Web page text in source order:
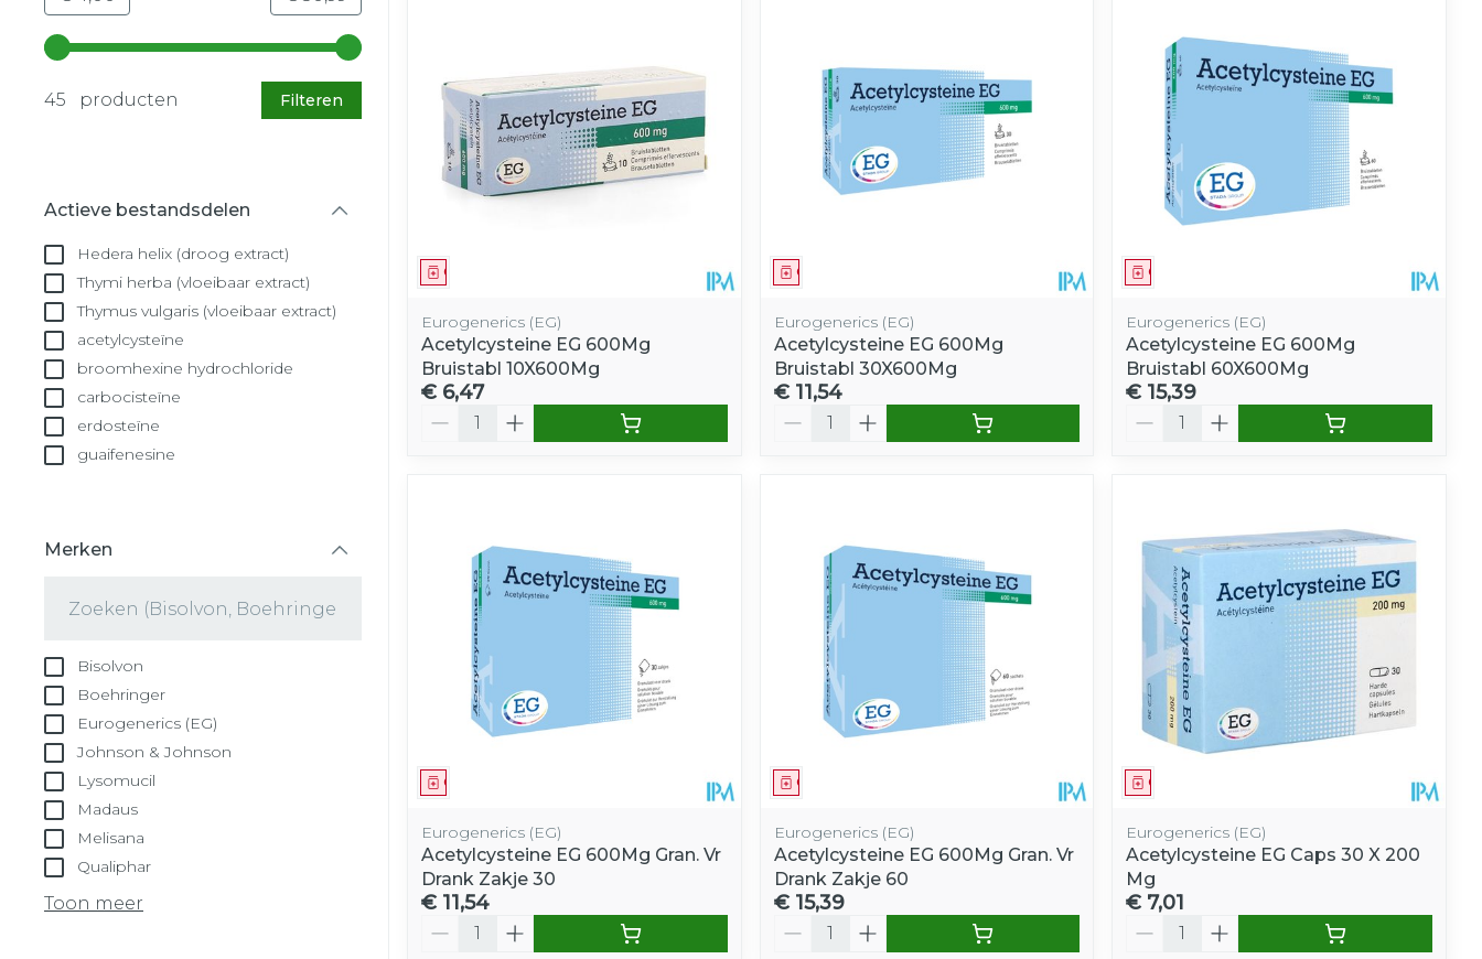
Gebruik de pijltjestoetsen links en rechts om de minimale en maximale prijswaarden aan te passen.
45 producten Filteren
Actieve bestandsdelen
Hedera helix (droog extract)
Thymi herba (vloeibaar extract)
Thymus vulgaris (vloeibaar extract)
acetylcysteïne
broomhexine hydrochloride
carbocisteïne
erdosteïne
guaifenesine
Merken
Bisolvon
Boehringer
Eurogenerics (EG)
Johnson & Johnson
Lysomucil
Madaus
Melisana
Qualiphar
Toon meer
Geneesmiddel
Eurogenerics (EG)
Acetylcysteine EG 600Mg
Bruistabl 10X600Mg
€ 6,47
Aantal
Geneesmiddel
Eurogenerics (EG)
Acetylcysteine EG 600Mg
Bruistabl 30X600Mg
€ 11,54
Aantal
Geneesmiddel
Eurogenerics (EG)
Acetylcysteine EG 600Mg
Bruistabl 60X600Mg
€ 15,39
Aantal
Geneesmiddel
Eurogenerics (EG)
Acetylcysteine EG 600Mg Gran. Vr
Drank Zakje 30
€ 11,54
Aantal
Geneesmiddel
Eurogenerics (EG)
Acetylcysteine EG 600Mg Gran. Vr
Drank Zakje 60
€ 15,39
Aantal
Geneesmiddel
Eurogenerics (EG)
Acetylcysteine EG Caps 30 X 200
Mg
€ 7,01
Aantal